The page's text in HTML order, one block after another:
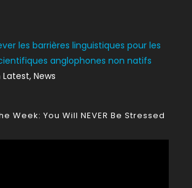
les barrières linguistiques pour les
anglophones non natifs
Latest, News
Week: You Will NEVER Be Stressed